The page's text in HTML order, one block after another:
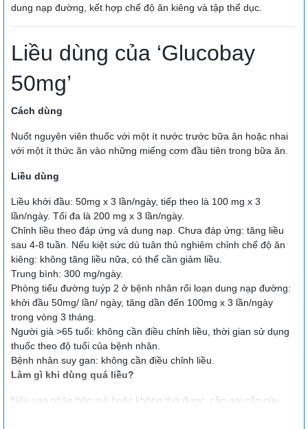
dung nạp đường, kết hợp chế độ ăn kiêng và tập thể dục.
Liều dùng của ‘Glucobay
50mg’
Cách dùng
Nuốt nguyên viên thuốc với một ít nước trước bữa ăn hoặc nhai
với một ít thức ăn vào những miếng cơm đầu tiên trong bữa ăn.
Liều dùng
Liều khởi đầu: 50mg x 3 lần/ngày, tiếp theo là 100 mg x 3
lần/ngày. Tối đa là 200 mg x 3 lần/ngày.
Chỉnh liều theo đáp ứng và dung nạp. Chưa đáp ứng: tăng liều
sau 4-8 tuần. Nếu kiệt sức dù tuân thủ nghiêm chỉnh chế độ ăn
kiêng: không tăng liều nữa, có thể cần giảm liều.
Trung bình: 300 mg/ngày.
Phòng tiểu đường tuýp 2 ở bệnh nhân rối loạn dung nạp đường:
khởi đầu 50mg/ lần/ ngày, tăng dần đến 100mg x 3 lần/ngày
trong vòng 3 tháng.
Người già >65 tuổi: không cần điều chỉnh liều, thời gian sử dụng
thuốc theo độ tuổi của bệnh nhân.
Bệnh nhân suy gan: không cần điều chỉnh liều.
Làm gì khi dùng quá liều?
Nếu nạn nhân hôn mê hoặc không thở được, cần gọi cấp cứu